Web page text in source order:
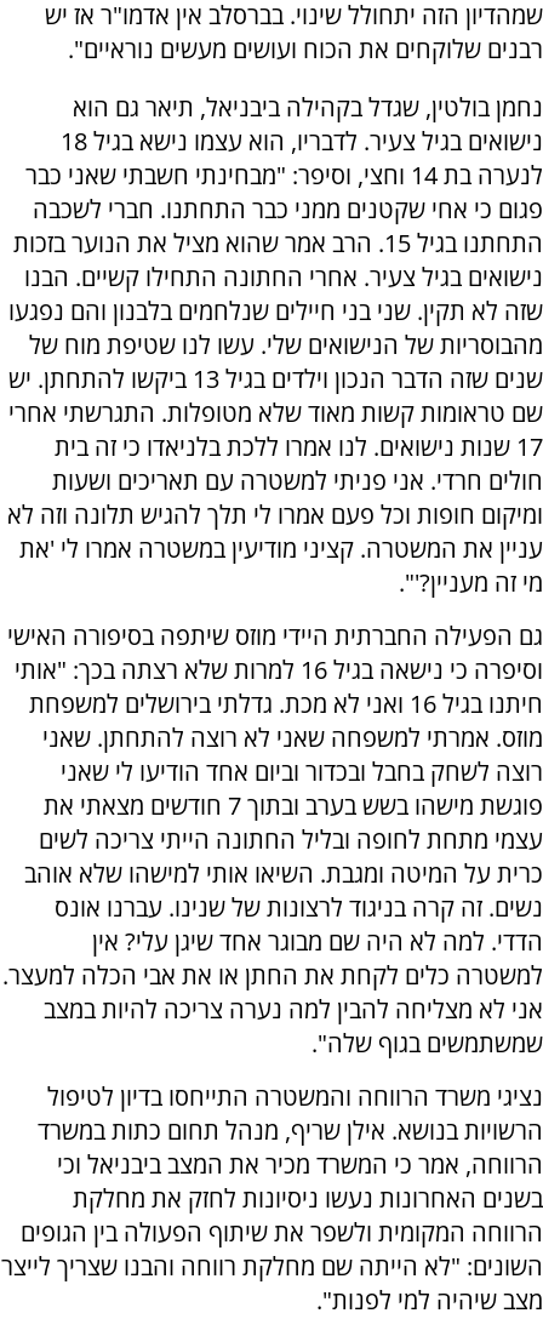
שמהדיון הזה יתחולל שינוי. בברסלב אין אדמו"ר אז יש
רבנים שלוקחים את הכוח ועושים מעשים נוראיים".
נחמן בולטין, שגדל בקהילה ביבניאל, תיאר גם הוא
נישואים בגיל צעיר. לדבריו, הוא עצמו נישא בגיל 18
לנערה בת 14 וחצי, וסיפר: "מבחינתי חשבתי שאני כבר
פגום כי אחי שקטנים ממני כבר התחתנו. חברי לשכבה
התחתנו בגיל 15. הרב אמר שהוא מציל את הנוער בזכות
נישואים בגיל צעיר. אחרי החתונה התחילו קשיים. הבנו
שזה לא תקין. שני בני חיילים שנלחמים בלבנון והם נפגעו
מהבוסריות של הנישואים שלי. עשו לנו שטיפת מוח של
שנים שזה הדבר הנכון וילדים בגיל 13 ביקשו להתחתן. יש
שם טראומות קשות מאוד שלא מטופלות. התגרשתי אחרי
17 שנות נישואים. לנו אמרו ללכת בלניאדו כי זה בית
חולים חרדי. אני פניתי למשטרה עם תאריכים ושעות
ומיקום חופות וכל פעם אמרו לי תלך להגיש תלונה וזה לא
עניין את המשטרה. קציני מודיעין במשטרה אמרו לי 'את
מי זה מעניין?'".
גם הפעילה החברתית היידי מוזס שיתפה בסיפורה האישי
וסיפרה כי נישאה בגיל 16 למרות שלא רצתה בכך: "אותי
חיתנו בגיל 16 ואני לא מכת. גדלתי בירושלים למשפחת
מוזס. אמרתי למשפחה שאני לא רוצה להתחתן. שאני
רוצה לשחק בחבל ובכדור וביום אחד הודיעו לי שאני
פוגשת מישהו בשש בערב ובתוך 7 חודשים מצאתי את
עצמי מתחת לחופה ובליל החתונה הייתי צריכה לשים
כרית על המיטה ומגבת. השיאו אותי למישהו שלא אוהב
נשים. זה קרה בניגוד לרצונות של שנינו. עברנו אונס
הדדי. למה לא היה שם מבוגר אחד שיגן עלי? אין
למשטרה כלים לקחת את החתן או את אבי הכלה למעצר.
אני לא מצליחה להבין למה נערה צריכה להיות במצב
שמשתמשים בגוף שלה".
נציגי משרד הרווחה והמשטרה התייחסו בדיון לטיפול
הרשויות בנושא. אילן שריף, מנהל תחום כתות במשרד
הרווחה, אמר כי המשרד מכיר את המצב ביבניאל וכי
בשנים האחרונות נעשו ניסיונות לחזק את מחלקת
הרווחה המקומית ולשפר את שיתוף הפעולה בין הגופים
השונים: "לא הייתה שם מחלקת רווחה והבנו שצריך לייצר
מצב שיהיה למי לפנות".